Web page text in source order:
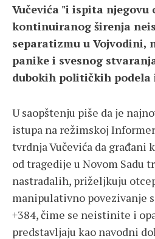
Vučevića "i ispita njegovu
kontinuiranog širenja
separatizmu u Vojvodini,
panike i svesnog
dubokih političkih podela
U saopštenju piše ​da je
istupa na režimskoj
tvrdnja Vučevića da građani
od tragedije u Novom Sadu
nastradalih, priželjkuju
manipulativno povezivanje
+384, čime se neistinite i
predstavljaju kao navodni